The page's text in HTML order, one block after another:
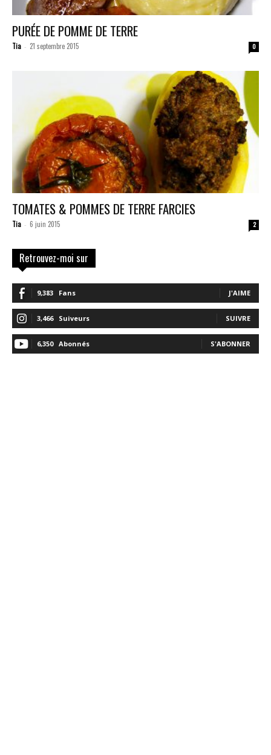
PURÉE DE POMME DE TERRE
Tia - 21 septembre 2015 0
TOMATES & POMMES DE TERRE FARCIES
Tia - 6 juin 2015 2
Retrouvez-moi sur
9,383 Fans J'AIME
3,466 Suiveurs SUIVRE
6,350 Abonnés S'ABONNER